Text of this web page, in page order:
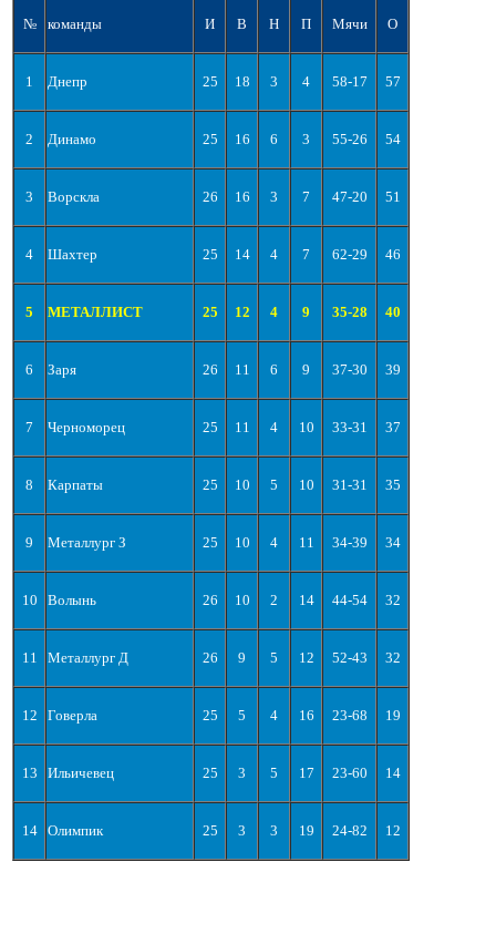
№ команды И В Н П Мячи О
1 Днепр 25 18 3 4 58-17 57
2 Динамо 25 16 6 3 55-26 54
3 Ворскла 26 16 3 7 47-20 51
4 Шахтер 25 14 4 7 62-29 46
5 МЕТАЛЛИСТ 25 12 4 9 35-28 40
6 Заря 26 11 6 9 37-30 39
7 Черноморец 25 11 4 10 33-31 37
8 Карпаты 25 10 5 10 31-31 35
9 Металлург З 25 10 4 11 34-39 34
10 Волынь 26 10 2 14 44-54 32
11 Металлург Д 26 9 5 12 52-43 32
12 Говерла 25 5 4 16 23-68 19
13 Ильичевец 25 3 5 17 23-60 14
14 Олимпик 25 3 3 19 24-82 12